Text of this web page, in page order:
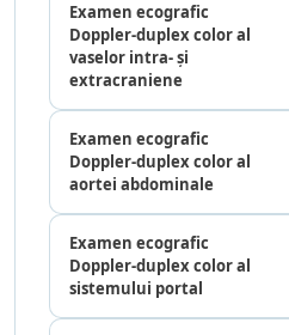
Examen ecografic
Doppler-duplex color al
vaselor intra- și
extracraniene
Examen ecografic
Doppler-duplex color al
aortei abdominale
Examen ecografic
Doppler-duplex color al
sistemului portal